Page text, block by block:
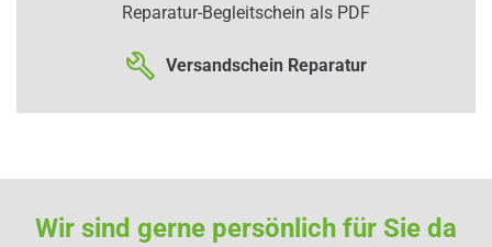
Reparatur-Begleitschein als PDF
Versandschein Reparatur
Wir sind gerne persönlich für Sie da